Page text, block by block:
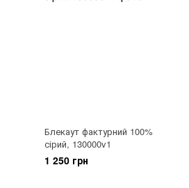
Блекаут фактурний 100%
сірий, 130000v1
1 250 грн